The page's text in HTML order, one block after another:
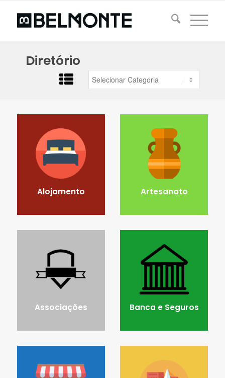
Diretório
Alojamento Artesanato
Associações Banca e Seguros